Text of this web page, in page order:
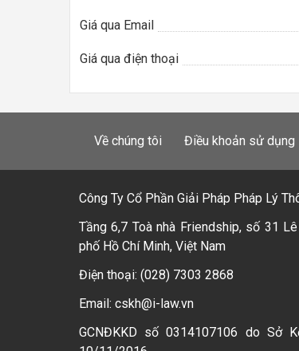
Giá qua Email
Giá qua điện thoại
Về chúng tôi Điều khoản sử dụng
Công Ty Cổ Phần Giải Pháp Pháp Lý
Tầng 6,7 Toà nhà Friendship, số 31
phố Hồ Chí Minh, Việt Nam
Điện thoại: (028) 7303 2868
Email: cskh@i-law.vn
GCNĐKKD số 0314107106 do Sở